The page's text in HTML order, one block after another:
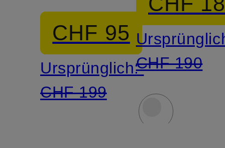
CHF 95
Ursprünglich:
CHF 199
CHF 190